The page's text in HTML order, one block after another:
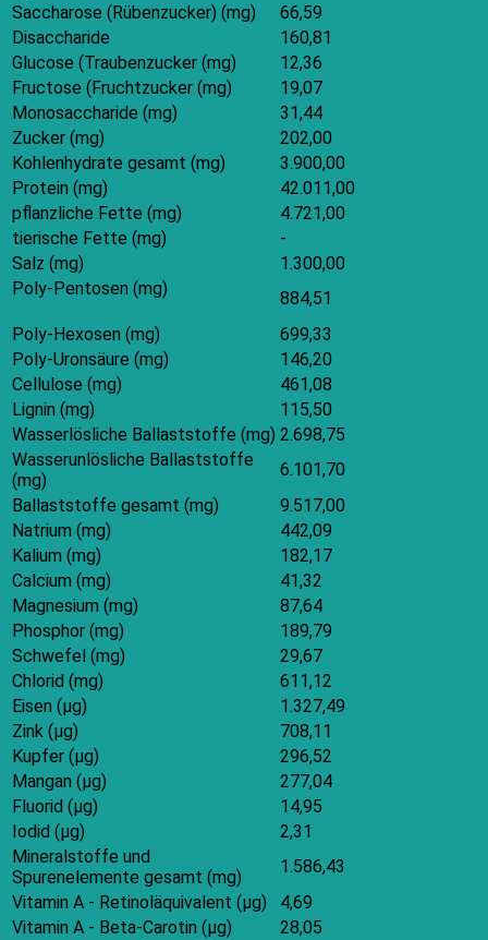
Saccharose (Rübenzucker) (mg)
66,59
Disaccharide
160,81
Glucose (Traubenzucker (mg)
12,36
Fructose (Fruchtzucker (mg)
19,07
Monosaccharide (mg)
31,44
Zucker (mg)
202,00
Kohlenhydrate gesamt (mg)
3.900,00
Protein (mg)
42.011,00
pflanzliche Fette (mg)
4.721,00
tierische Fette (mg)
-
Salz (mg)
1.300,00
Poly-Pentosen (mg)
884,51
Poly-Hexosen (mg)
699,33
Poly-Uronsäure (mg)
146,20
Cellulose (mg)
461,08
Lignin (mg)
115,50
Wasserlösliche Ballaststoffe (mg) 2.698,75
Wasserunlösliche Ballaststoffe
(mg)
6.101,70
Ballaststoffe gesamt (mg)
9.517,00
Natrium (mg)
442,09
Kalium (mg)
182,17
Calcium (mg)
41,32
Magnesium (mg)
87,64
Phosphor (mg)
189,79
Schwefel (mg)
29,67
Chlorid (mg)
611,12
Eisen (μg)
1.327,49
Zink (μg)
708,11
Kupfer (μg)
296,52
Mangan (μg)
277,04
Fluorid (μg)
14,95
Iodid (μg)
2,31
Mineralstoffe und
Spurenelemente gesamt (mg)
1.586,43
Vitamin A - Retinoläquivalent (μg)
4,69
Vitamin A - Beta-Carotin (μg)
28,05